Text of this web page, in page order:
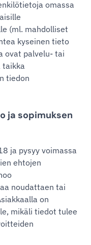
omassa
(ml. mahdolliset
kyseinen tieto
ovat palvelu- tai
taikka
tiedon
ja sopimuksen
ja pysyy voimassa
ehtojen
noudattaen tai
on
mikäli tiedot tulee